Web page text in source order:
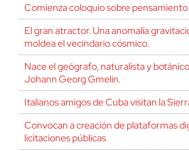
Comienza coloquio sobre
El gran atractor. Una anomalía
moldea el vecindario cósmico.
Nace el geógrafo, naturalista y
Johann Georg Gmelin.
Italianos amigos de Cuba visitan la
Convocan a creación de plataformas
licitaciones públicas